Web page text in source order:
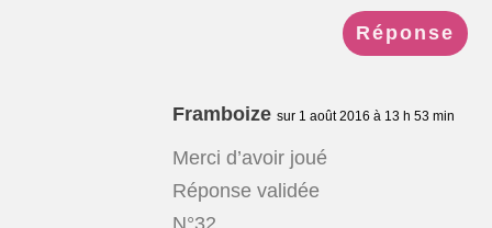
Réponse
Framboize sur 1 août 2016 à 13 h 53 min
Merci d’avoir joué
Réponse validée